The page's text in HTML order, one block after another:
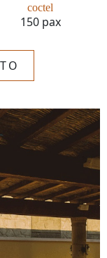
coctel
150 pax